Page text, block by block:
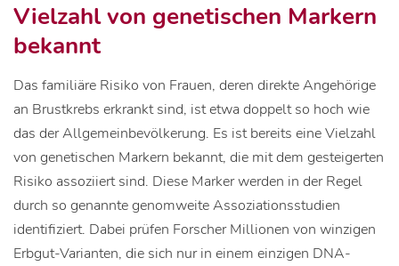
Vielzahl von genetischen Markern
bekannt
Das familiäre Risiko von Frauen, deren direkte Angehörige
an Brustkrebs erkrankt sind, ist etwa doppelt so hoch wie
das der Allgemeinbevölkerung. Es ist bereits eine Vielzahl
von genetischen Markern bekannt, die mit dem gesteigerten
Risiko assoziiert sind. Diese Marker werden in der Regel
durch so genannte genomweite Assoziationsstudien
identifiziert. Dabei prüfen Forscher Millionen von winzigen
Erbgut-Varianten, die sich nur in einem einzigen DNA-